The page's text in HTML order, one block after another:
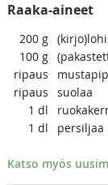
Raaka-aineet
200 g
100 g
ripaus
ripaus
suolaa
1 dl
1 dl persiljaa
Katso myös